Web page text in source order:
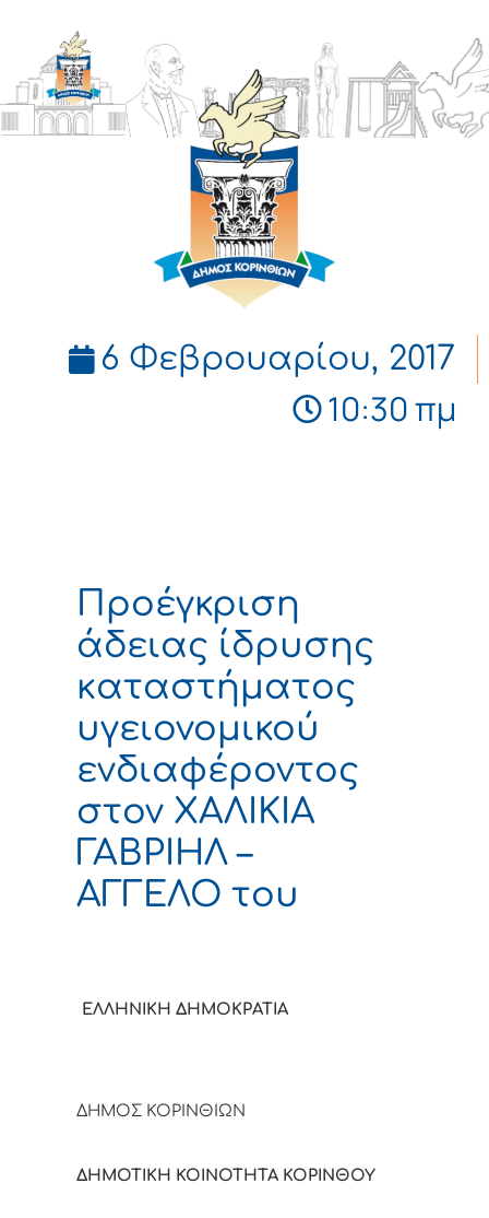
ΔΗΜΟΣ
ΚΟΡΙΝΘΙΩΝ
6 Φεβρουαρίου, 2017
10:30 πμ
Προέγκριση
άδειας ίδρυσης
καταστήματος
υγειονομικού
ενδιαφέροντος
στον ΧΑΛΙΚΙΑ
ΓΑΒΡΙΗΛ –
ΑΓΓΕΛΟ του
ΕΛΛΗΝΙΚΗ ΔΗΜΟΚΡΑΤΙΑ
ΔΗΜΟΣ ΚΟΡΙΝΘΙΩΝ
ΔΗΜΟΤΙΚΗ ΚΟΙΝΟΤΗΤΑ ΚΟΡΙΝΘΟΥ